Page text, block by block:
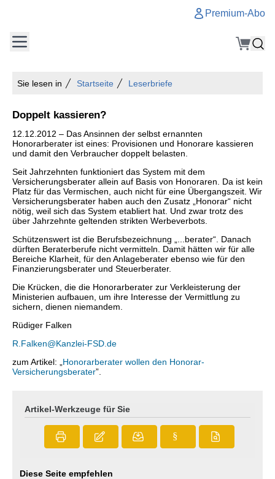
Premium-Abo
Sie lesen in Startseite Leserbriefe
Doppelt kassieren?
12.12.2012 – Das Ansinnen der selbst ernannten
Honorarberater ist eines: Provisionen und Honorare kassieren
und damit den Verbraucher doppelt belasten.
Seit Jahrzehnten funktioniert das System mit dem
Versicherungsberater allein auf Basis von Honoraren. Da ist kein
Platz für das Vermischen, auch nicht für eine Übergangszeit. Wir
Versicherungsberater haben auch den Zusatz „Honorar“ nicht
nötig, weil sich das System etabliert hat. Und zwar trotz des
über Jahrzehnte geltenden strikten Werbeverbots.
Schützenswert ist die Berufsbezeichnung „...berater“. Danach
dürften Beraterberufe nicht vermitteln. Damit hätten wir für alle
Bereiche Klarheit, für den Anlageberater ebenso wie für den
Finanzierungsberater und Steuerberater.
Die Krücken, die die Honorarberater zur Verkleisterung der
Ministerien aufbauen, um ihre Interesse der Vermittlung zu
sichern, dienen niemandem.
Rüdiger Falken
R.Falken@Kanzlei-FSD.de
zum Artikel: „ Honorarberater wollen den Honorar-
Versicherungsberater”.
Artikel-Werkzeuge für Sie
§
Diese Seite empfehlen